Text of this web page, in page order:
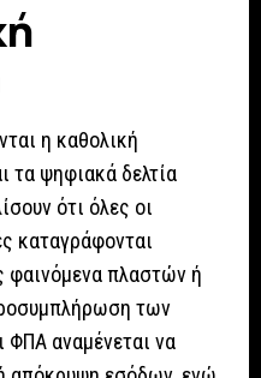
η καθολική
τα ψηφιακά δελτία
ότι όλες οι
καταγράφονται
φαινόμενα πλαστών ή
των
αναμένεται να